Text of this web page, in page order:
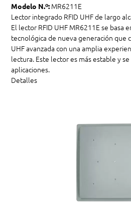
Modelo N.º: MR6211E
Lector integrado RFID UHF de largo
El lector RFID UHF MR6211E se basa
tecnológica de nueva generación que
UHF avanzada con una amplia
lectura. Este lector es más estable y
aplicaciones.
Detalles